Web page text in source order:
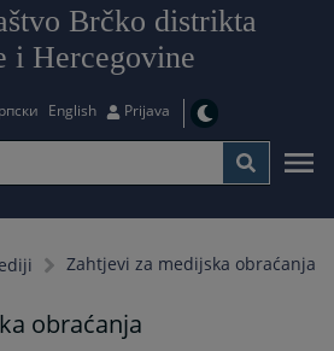
Brčko distrikta
i Hercegovine
English Prijava
Zahtjevi za medijska obraćanja
obraćanja